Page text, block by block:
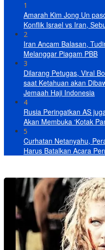
1
Amarah Kim Jong Un
Konflik Israel vs Iran,
2
Iran Ancam Balasan,
Melanggar Piagam PBB
3
Dilarang Petugas, Viral
saat Ketahuan akan
Jemaah Haji Indonesia
4
Rusia Peringatkan AS
Akan Membuka ‘Kotak
5
Curhatan Netanyahu,
Harus Batalkan Acara